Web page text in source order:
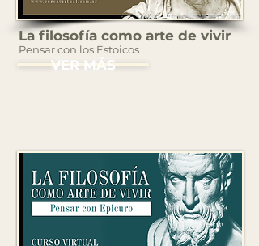
La filosofía como arte de vivir
Pensar con los Estoicos
VER MÁS